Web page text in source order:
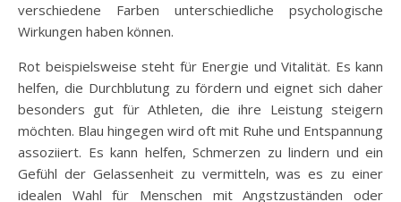
verschiedene Farben unterschiedliche psychologische
Wirkungen haben können.
Rot beispielsweise steht für Energie und Vitalität. Es kann
helfen, die Durchblutung zu fördern und eignet sich daher
besonders gut für Athleten, die ihre Leistung steigern
möchten. Blau hingegen wird oft mit Ruhe und Entspannung
assoziiert. Es kann helfen, Schmerzen zu lindern und ein
Gefühl der Gelassenheit zu vermitteln, was es zu einer
idealen Wahl für Menschen mit Angstzuständen oder